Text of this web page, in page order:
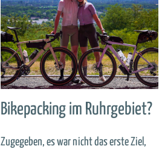
Bikepacking im Ruhrgebiet?
Zugegeben, es war nicht das erste Ziel,